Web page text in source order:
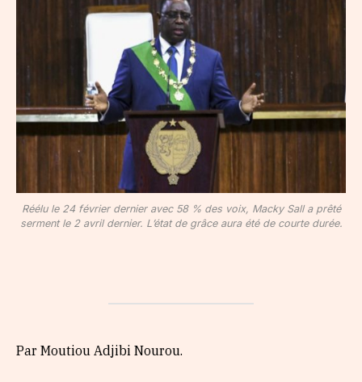
Réélu le 24 février dernier avec 58 % des voix, Macky Sall a prêté
serment le 2 avril dernier. L’état de grâce aura été de courte durée.
​​​Par Moutiou Adjibi Nourou.